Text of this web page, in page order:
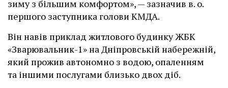
зиму з більшим комфортом», — зазначив в. о.
першого заступника голови КМДА.
Він навів приклад житлового будинку ЖБК
«Зварювальник-1» на Дніпровській набережній,
який прожив автономно з водою, опаленням
та іншими послугами близько двох діб.